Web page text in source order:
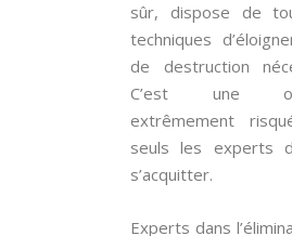
sûr, dispose de
techniques
de destruction
C’est une
extrêmement
seuls les experts
s’acquitter.
Experts dans